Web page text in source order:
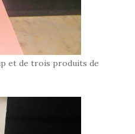
et de trois produits de